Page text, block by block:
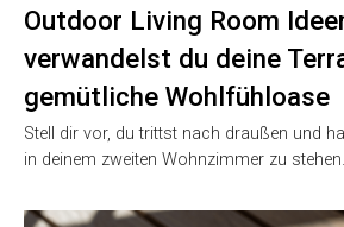
Outdoor Living Room
verwandelst du deine
gemütliche Wohlfühloase
Stell dir vor, du trittst nach draußen und
in deinem zweiten Wohnzimmer zu